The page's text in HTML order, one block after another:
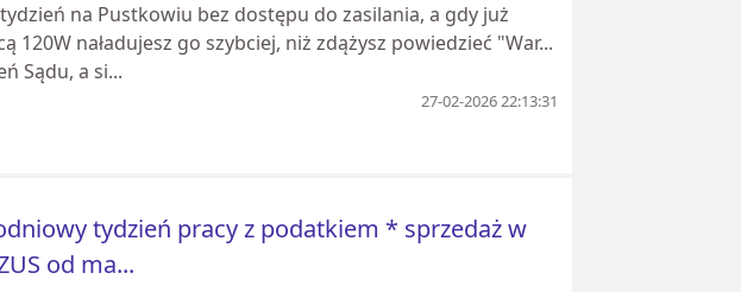
na Pustkowiu bez dostępu do zasilania, a gdy już
120W ​naładujesz go szybciej, niż zdążysz powiedzieć "War...
Sądu, a si...
27-02-2026 22:13:31
tydzień pracy z podatkiem * sprzedaż w
od ma...